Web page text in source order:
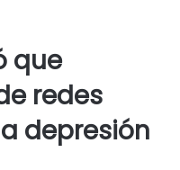
que
redes
depresión